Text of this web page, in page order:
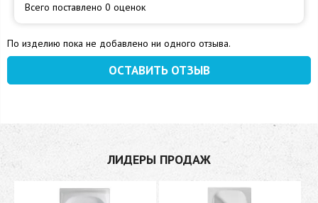
Всего поставлено 0 оценок
По изделию пока не добавлено ни одного отзыва.
ОСТАВИТЬ ОТЗЫВ
ЛИДЕРЫ ПРОДАЖ